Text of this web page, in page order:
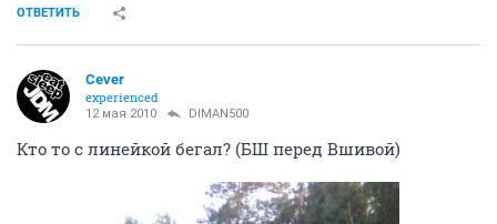
ОТВЕТИТЬ
Cever
experienced
12 мая 2010 DIMAN500
Кто то с линейкой бегал? (БШ перед Вшивой)